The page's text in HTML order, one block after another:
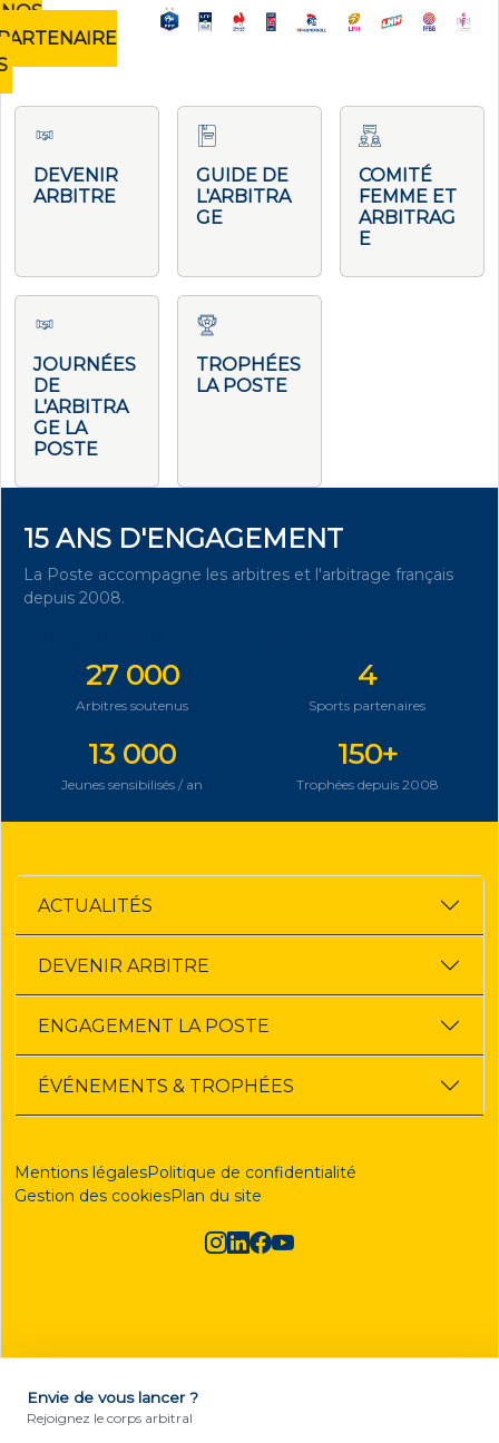
NOS
DEVENIR
ARBITRE
GUIDE DE
L'ARBITRA
GE
COMITÉ
FEMME ET
ARBITRAG
E
JOURNÉES
DE
L'ARBITRA
GE LA
POSTE
TROPHÉES
LA POSTE
15 ANS D'ENGAGEMENT
La Poste accompagne les arbitres et l'arbitrage français
depuis 2008.
27 000
Arbitres soutenus
4
Sports partenaires
13 000
Jeunes sensibilisés / an
150+
Trophées depuis 2008
ACTUALITÉS
DEVENIR ARBITRE
ENGAGEMENT LA POSTE
ÉVÉNEMENTS & TROPHÉES
Mentions légalesPolitique de confidentialité
Gestion des cookiesPlan du site
Envie de vous lancer ?
Rejoignez le corps arbitral